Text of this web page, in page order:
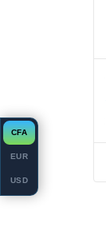
CFA
EUR
USD